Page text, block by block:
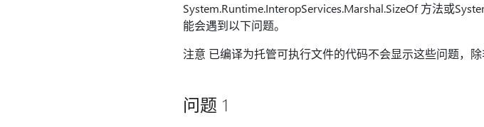
System.Runtime.InteropServices.Marshal.SizeOf 方法或
能会遇到以下问题。
注意 已编译为托管可执行文件的代码不会显示这些问题，
问题 1